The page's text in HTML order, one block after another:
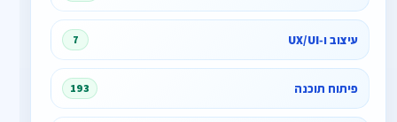
עיצוב ו‑UX/UI 7
פיתוח תוכנה 193